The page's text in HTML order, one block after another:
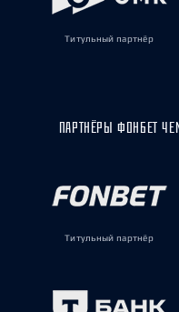
Титульный партнёр
ПАРТНЁРЫ ФОНБЕТ
Титульный партнёр